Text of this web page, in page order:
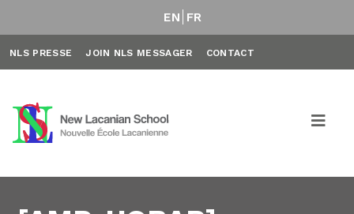
EN FR
NLS PRESSE JOIN NLS MESSAGER CONTACT